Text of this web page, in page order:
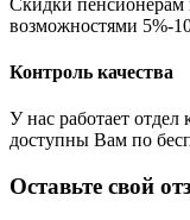
возможностями 5%-
Контроль качества
У нас работает отдел
доступны Вам по
Оставьте свой